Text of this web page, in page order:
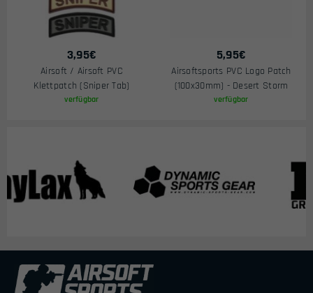
3,95€
Airsoft / Airsoft PVC
Klettpatch (Sniper Tab)
verfügbar
5,95€
Airsoftsports PVC Logo Patch
(100x30mm) - Desert Storm
verfügbar